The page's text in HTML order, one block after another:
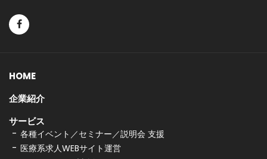
HOME
企業紹介
サービス
各種イベント／セミナー／説明会 支援
医療系求人WEBサイト運営